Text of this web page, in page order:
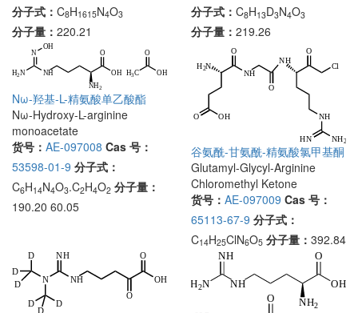
分子式： C8H1615N4O3
分子量： 220.21
分子式： C8H13D3N4O3
分子量： 219.26
Nω-羟基-L-精氨酸单乙酸酯
Nω-Hydroxy-L-arginine
monoacetate
货号： AE-097008 Cas 号：
53598-01-9 分子式：
C6H14N4O3.C2H4O2 分子量：
190.20 60.05
谷氨酰-甘氨酰-精氨酸氯甲基酮
Glutamyl-Glycyl-Arginine
Chloromethyl Ketone
货号： AE-097009 Cas 号：
65113-67-9 分子式：
C14H25ClN6O5 分子量： 392.84